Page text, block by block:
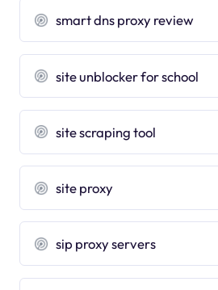
smart dns proxy review
site unblocker for school
site scraping tool
site proxy
sip proxy servers